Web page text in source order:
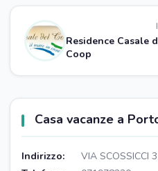
Casa vacanze a
Indirizzo:
VIA SCOSSICCI
Residence Casale
Coop